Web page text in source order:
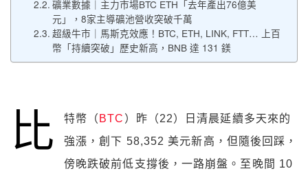
礦業數據｜主力市場BTC ETH「去年產出76億美
元」，8家主導礦池營收突破千萬
超級牛市｜馬斯克效應！BTC, ETH, LINK, FTT… 上百
幣「持續突破」歷史新高，BNB 達 131 鎂
比 特幣（ BTC ）昨（22）日清晨延續多天來的
強漲，創下 58,352 美元新高，但隨後回踩，
傍晚跌破前低支撐後，一路崩盤。至晚間 10